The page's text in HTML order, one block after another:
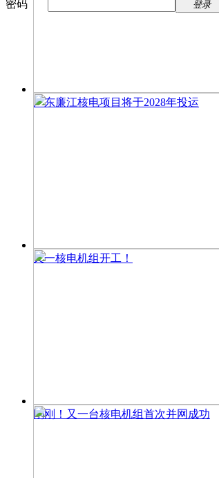
密码 登录
广东廉江核电项目将于2028年投运
又一核电机组开工！
刚刚！又一台核电机组首次并网成功